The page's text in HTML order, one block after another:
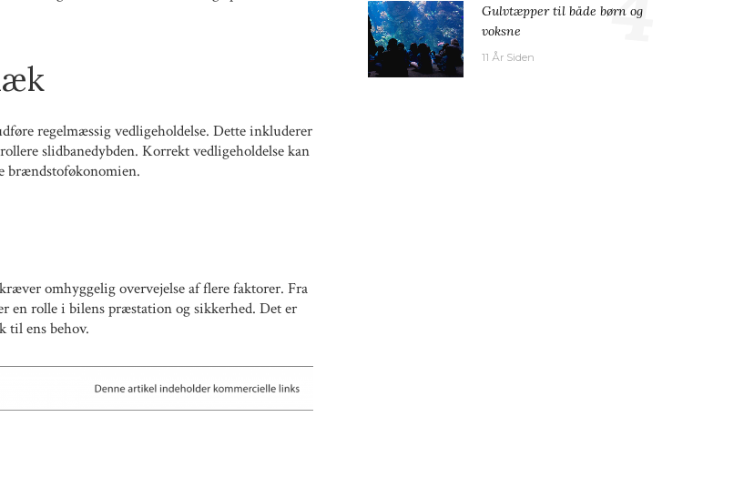
regelmæssig vedligeholdelse. Dette inkluderer
slidbanedybden. Korrekt vedligeholdelse kan
brændstoføkonomien.
omhyggelig overvejelse af flere faktorer. Fra
en rolle i bilens præstation og sikkerhed. Det er
til ens behov.
Gulvtæpper til både børn og
voksne
11 År Siden